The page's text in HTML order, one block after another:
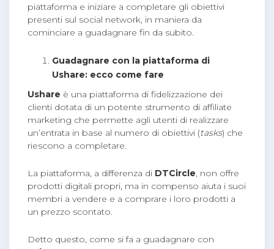
piattaforma e iniziare a completare gli obiettivi
presenti sul social network, in maniera da
cominciare a guadagnare fin da subito.
Guadagnare con la piattaforma di
Ushare: ecco come fare
Ushare è una piattaforma di fidelizzazione dei
clienti dotata di un potente strumento di affiliate
marketing che permette agli utenti di realizzare
un’entrata in base al numero di obiettivi (tasks) che
riescono a completare.
La piattaforma, a differenza di DTCircle, non offre
prodotti digitali propri, ma in compenso aiuta i suoi
membri a vendere e a comprare i loro prodotti a
un prezzo scontato.
Detto questo, come si fa a guadagnare con